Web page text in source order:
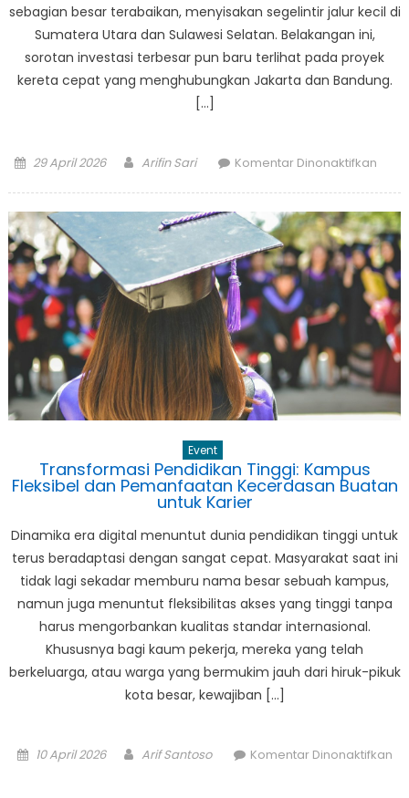
sebagian besar terabaikan, menyisakan segelintir jalur kecil di
Sumatera Utara dan Sulawesi Selatan. Belakangan ini,
sorotan investasi terbesar pun baru terlihat pada proyek
kereta cepat yang menghubungkan Jakarta dan Bandung.
[…]
Posted
29 April 2026 Author
Arifin Sari Komentar Dinonaktifkanpada
Lintas
Pulau
dan
Event
Transformasi Pendidikan Tinggi: Kampus
Fleksibel dan Pemanfaatan Kecerdasan Buatan
untuk Karier
Dinamika era digital menuntut dunia pendidikan tinggi untuk
terus beradaptasi dengan sangat cepat. Masyarakat saat ini
tidak lagi sekadar memburu nama besar sebuah kampus,
namun juga menuntut fleksibilitas akses yang tinggi tanpa
harus mengorbankan kualitas standar internasional.
Khususnya bagi kaum pekerja, mereka yang telah
berkeluarga, atau warga yang bermukim jauh dari hiruk-pikuk
kota besar, kewajiban […]
Posted
10 April 2026 Author
Arif Santoso
Komentar Dinonaktifkan